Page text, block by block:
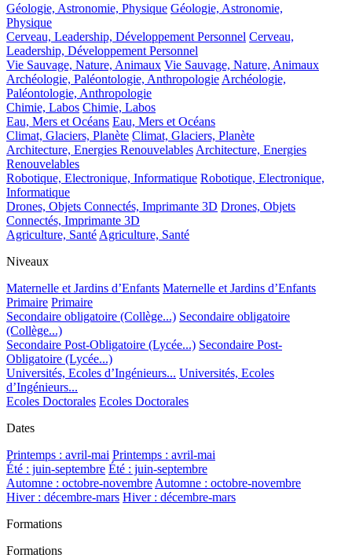
Géologie, Astronomie, Physique Géologie, Astronomie,
Physique
Cerveau, Leadership, Développement Personnel Cerveau,
Leadership, Développement Personnel
Vie Sauvage, Nature, Animaux Vie Sauvage, Nature, Animaux
Archéologie, Paléontologie, Anthropologie Archéologie,
Paléontologie, Anthropologie
Chimie, Labos Chimie, Labos
Eau, Mers et Océans Eau, Mers et Océans
Climat, Glaciers, Planète Climat, Glaciers, Planète
Architecture, Energies Renouvelables Architecture, Energies
Renouvelables
Robotique, Electronique, Informatique Robotique, Electronique,
Informatique
Drones, Objets Connectés, Imprimante 3D Drones, Objets
Connectés, Imprimante 3D
Agriculture, Santé Agriculture, Santé
Niveaux
Maternelle et Jardins d’Enfants Maternelle et Jardins d’Enfants
Primaire Primaire
Secondaire obligatoire (Collège...) Secondaire obligatoire
(Collège...)
Secondaire Post-Obligatoire (Lycée...) Secondaire Post-
Obligatoire (Lycée...)
Universités, Ecoles d’Ingénieurs... Universités, Ecoles
d’Ingénieurs...
Ecoles Doctorales Ecoles Doctorales
Dates
Printemps : avril-mai Printemps : avril-mai
Été : juin-septembre Été : juin-septembre
Automne : octobre-novembre Automne : octobre-novembre
Hiver : décembre-mars Hiver : décembre-mars
Formations
Formations